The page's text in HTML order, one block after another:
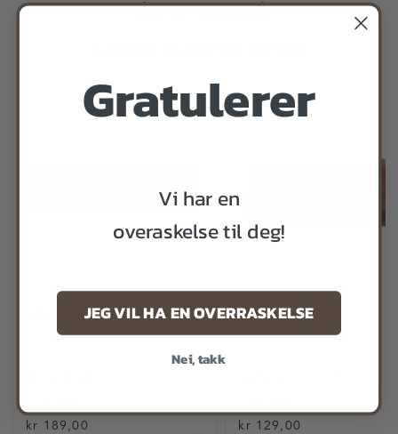
FÅR VI FORESLÅ
BRUSLETTO MASUREMNE
kr 189,00
NØTTETRE EMNE
kr 129,00
Gratulerer
Vi har en
overaskelse til deg!
JEG VIL HA EN OVERRASKELSE
Nei, takk